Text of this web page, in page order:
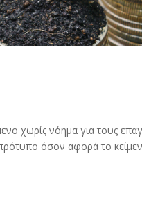
χωρίς νόημα για τους
όσον αφορά το